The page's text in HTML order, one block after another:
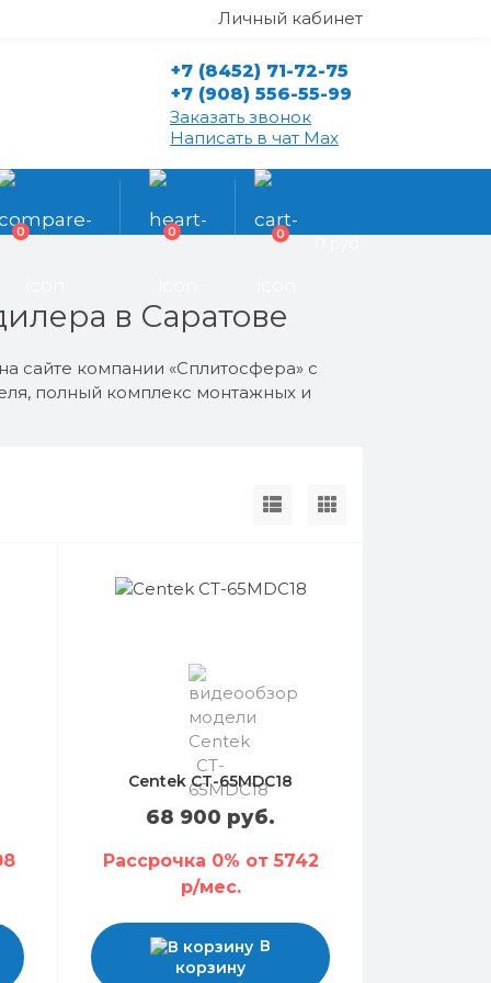
Личный кабинет
+7 (8452) 71-72-75
+7 (908) 556-55-99
Заказать звонок
Написать в чат Max
0 0 0
в Саратове
сайте компании «Сплитосфера» с
полный комплекс монтажных и
Centek CT-65MDC18
68 900 руб.
Рассрочка 0% от 5742
р/мес.
В
корзину